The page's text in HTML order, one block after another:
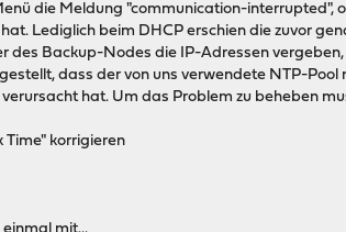
die Meldung "communication-interrupted",
Lediglich beim DHCP erschien die zuvor
des Backup-Nodes die IP-Adressen
dass der von uns verwendete NTP-
hat. Um das Problem zu beheben
Time" korrigieren